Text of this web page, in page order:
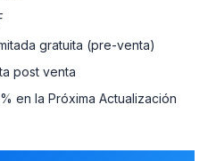
gratuita (pre-venta)
post venta
en la Próxima Actualización